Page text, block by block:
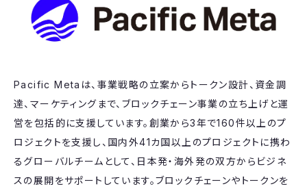
Pacific Metaは、事業戦略の立案からトークン設計、資金調
達、マーケティングまで、ブロックチェーン事業の立ち上げと運
営を包括的に支援しています。創業から3年で160件以上のプ
ロジェクトを支援し、国内外41カ国以上のプロジェクトに携わ
るグローバルチームとして、日本発・海外発の双方からビジネ
スの展開をサポートしています。ブロックチェーンやトークンを